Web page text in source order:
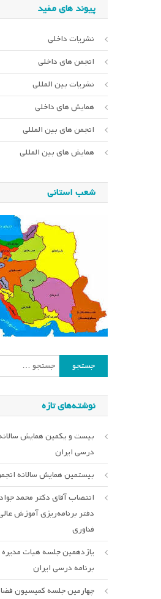
پیوند های مفید
نشریات داخلی
انجمن های داخلی
نشریات بین المللی
همایش های داخلی
انجمن های بین المللی
همایش های بین المللی
شعب استانی
جستجو
برای:
نوشته‌های تازه
بیست و یکمین همایش
درسی ایران
بیستمین همایش سالانه
انتصاب آقای دکتر محمد
دفتر برنامه‌ریزی آموزش
فناوری
یازدهمین جلسه هیات
برنامه درسی ایران
چهارمین جلسه کمیسیون